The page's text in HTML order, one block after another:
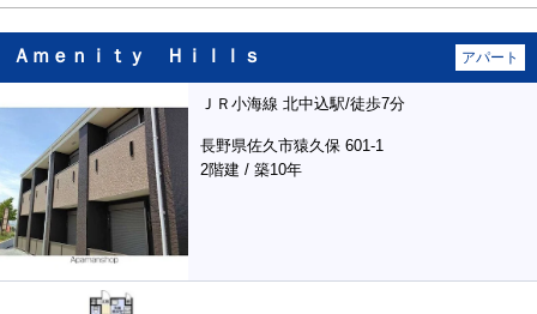
Ａｍｅｎｉｔｙ Ｈｉｌｌｓ アパート
ＪＲ小海線 北中込駅/徒歩7分
長野県佐久市猿久保 601-1
2階建 / 築10年